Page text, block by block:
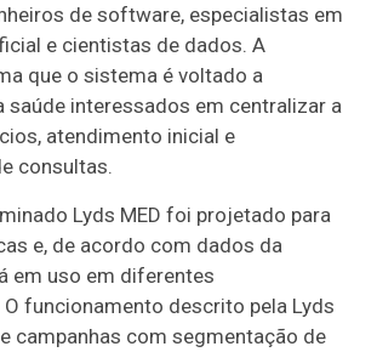
de software, especialistas em
e cientistas de dados. A
que o sistema é voltado a
saúde interessados em centralizar a
atendimento inicial e
consultas.
Lyds MED foi projetado para
e, de acordo com dados da
em uso em diferentes
funcionamento descrito pela Lyds
campanhas com segmentação de